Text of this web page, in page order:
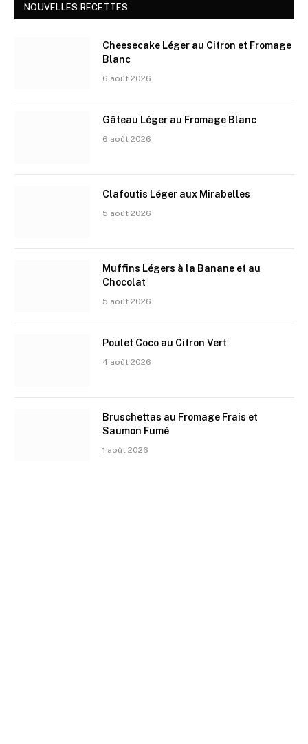
NOUVELLES RECETTES
Cheesecake Léger au Citron et Fromage
Blanc
6 août 2026
Gâteau Léger au Fromage Blanc
6 août 2026
Clafoutis Léger aux Mirabelles
5 août 2026
Muffins Légers à la Banane et au
Chocolat
5 août 2026
Poulet Coco au Citron Vert
4 août 2026
Bruschettas au Fromage Frais et
Saumon Fumé
1 août 2026